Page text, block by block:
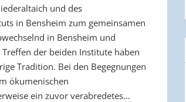
und des
in Bensheim zum gemeinsamen
in Bensheim und
der beiden Institute haben
Tradition. Bei den Begegnungen
ökumenischen
ein zuvor verabredetes…